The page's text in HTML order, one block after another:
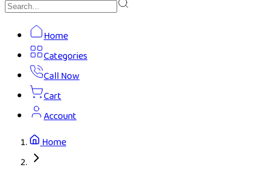
Home
Categories
Call Now
Cart
Account
Home